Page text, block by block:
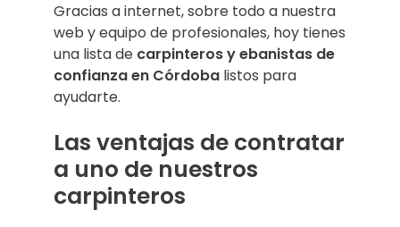
Gracias a internet, sobre todo a nuestra
web y equipo de profesionales, hoy tienes
una lista de carpinteros y ebanistas de
confianza en Córdoba listos para
ayudarte.
Las ventajas de contratar
a uno de nuestros
carpinteros